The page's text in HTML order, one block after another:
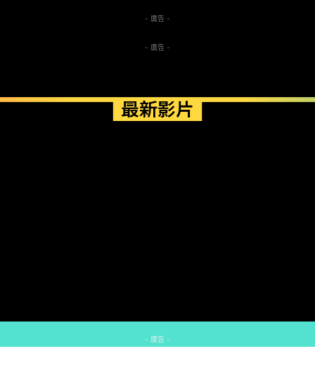
- 廣告 -
- 廣告 -
最新影片
- 廣告 -